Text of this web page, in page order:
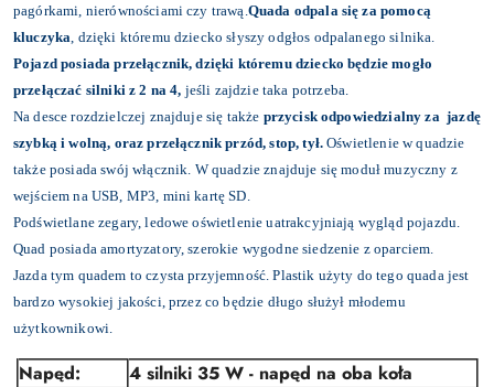
pagórkami, nierównościami czy trawą. Quada odpala się za pomocą
kluczyka , dzięki któremu dziecko słyszy odgłos odpalanego silnika.
Pojazd posiada przełącznik, dzięki któremu dziecko będzie mogło
przełączać silniki z 2 na 4, jeśli zajdzie taka potrzeba.
Na desce rozdzielczej znajduje się także przycisk odpowiedzialny za jazdę
szybką i wolną, oraz przełącznik przód, stop, tył. Oświetlenie w quadzie
także posiada swój włącznik. W quadzie znajduje się moduł muzyczny z
wejściem na USB, MP3, mini kartę SD.
Podświetlane zegary, ledowe oświetlenie uatrakcyjniają wygląd pojazdu.
Quad posiada amortyzatory, szerokie wygodne siedzenie z oparciem.
Jazda tym quadem to czysta przyjemność. Plastik użyty do tego quada jest
bardzo wysokiej jakości, przez co będzie długo służył młodemu
użytkownikowi.
Napęd:
4 silniki 35 W - napęd na oba koła